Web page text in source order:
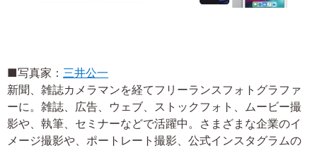
■写真家： 三井公一
新聞、雑誌カメラマンを経てフリーランスフォトグラファ
ーに。雑誌、広告、ウェブ、ストックフォト、ムービー撮
影や、執筆、セミナーなどで活躍中。さまざまな企業のイ
メージ撮影や、ポートレート撮影、公式インスタグラムの